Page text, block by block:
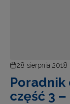
28 sierpnia 2018
Poradnik
część 3